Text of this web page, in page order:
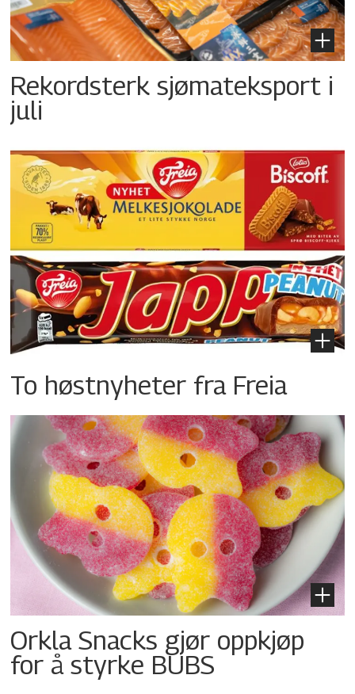
Rekordsterk sjømateksport i
juli
To høstnyheter fra Freia
Orkla Snacks gjør oppkjøp
for å styrke BUBS